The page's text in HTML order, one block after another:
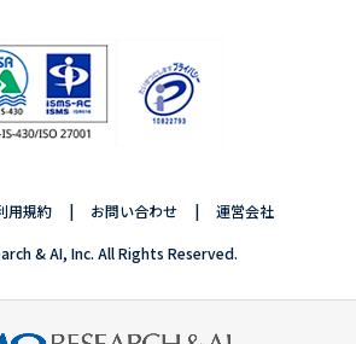
用規約 お問い合わせ 運営会社
& AI, Inc. All Rights Reserved.